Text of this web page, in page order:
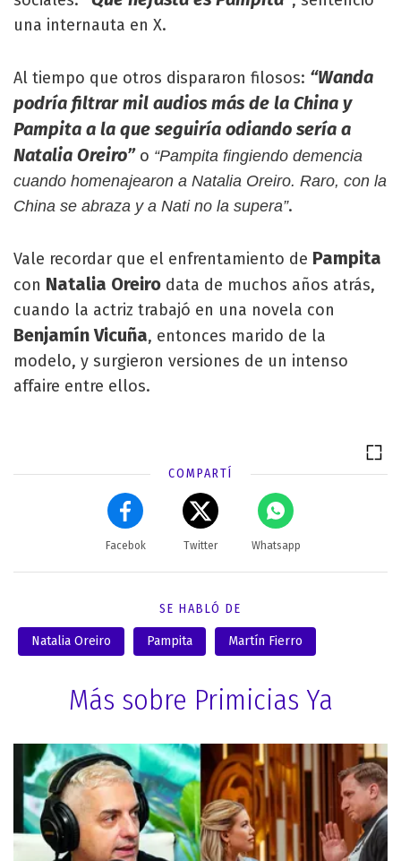
una internauta en X.
Al tiempo que otros dispararon filosos: “Wanda
podría filtrar mil audios más de la China y
Pampita a la que seguiría odiando sería a
Natalia Oreiro” o “Pampita fingiendo demencia
cuando homenajearon a Natalia Oreiro. Raro, con la
China se abraza y a Nati no la supera”.
Vale recordar que el enfrentamiento de Pampita
con Natalia Oreiro data de muchos años atrás,
cuando la actriz trabajó en una novela con
Benjamín Vicuña, entonces marido de la
modelo, y surgieron versiones de un intenso
affaire entre ellos.
COMPARTÍ
Facebok Twitter Whatsapp
SE HABLÓ DE
Natalia Oreiro Pampita Martín Fierro
Más sobre Primicias Ya